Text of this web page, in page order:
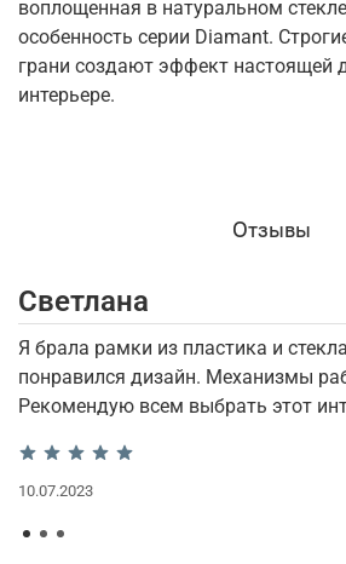
воплощенная в натуральном
особенность серии Diamant.
грани создают эффект настоящей
интерьере.
Отзывы
Светлана
Я брала рамки из пластика и
понравился дизайн. Механизмы
Рекомендую всем выбрать этот
10.07.2023